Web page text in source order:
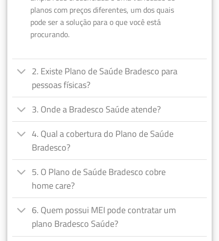
planos com preços diferentes, um dos quais
pode ser a solução para o que você está
procurando.
2. Existe Plano de Saúde Bradesco para
pessoas físicas?
3. Onde a Bradesco Saúde atende?
4. Qual a cobertura do Plano de Saúde
Bradesco?
5. O Plano de Saúde Bradesco cobre
home care?
6. Quem possui MEI pode contratar um
plano Bradesco Saúde?